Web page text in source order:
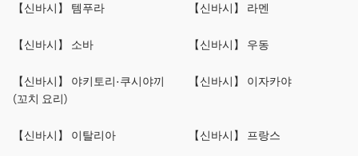
【신바시】 템푸라 【신바시】 라멘
【신바시】 소바 【신바시】 우동
【신바시】 야키토리·쿠시야끼
(꼬치 요리)
【신바시】 이자카야
【신바시】 이탈리아 【신바시】 프랑스